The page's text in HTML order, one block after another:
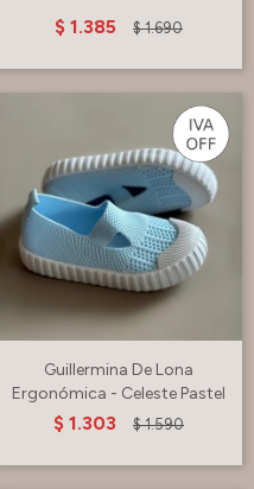
$ 1.385 $ 1.690
Guillermina De Lona
Ergonómica - Celeste Pastel
$ 1.303 $ 1.590